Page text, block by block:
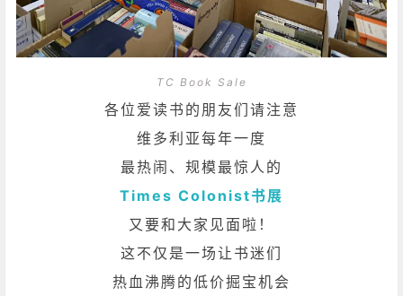
TC Book Sale
各位爱读书的朋友们请注意
维多利亚每年一度
最热闹、规模最惊人的
Times Colonist书展
又要和大家见面啦！
这不仅是一场让书迷们
热血沸腾的低价掘宝机会